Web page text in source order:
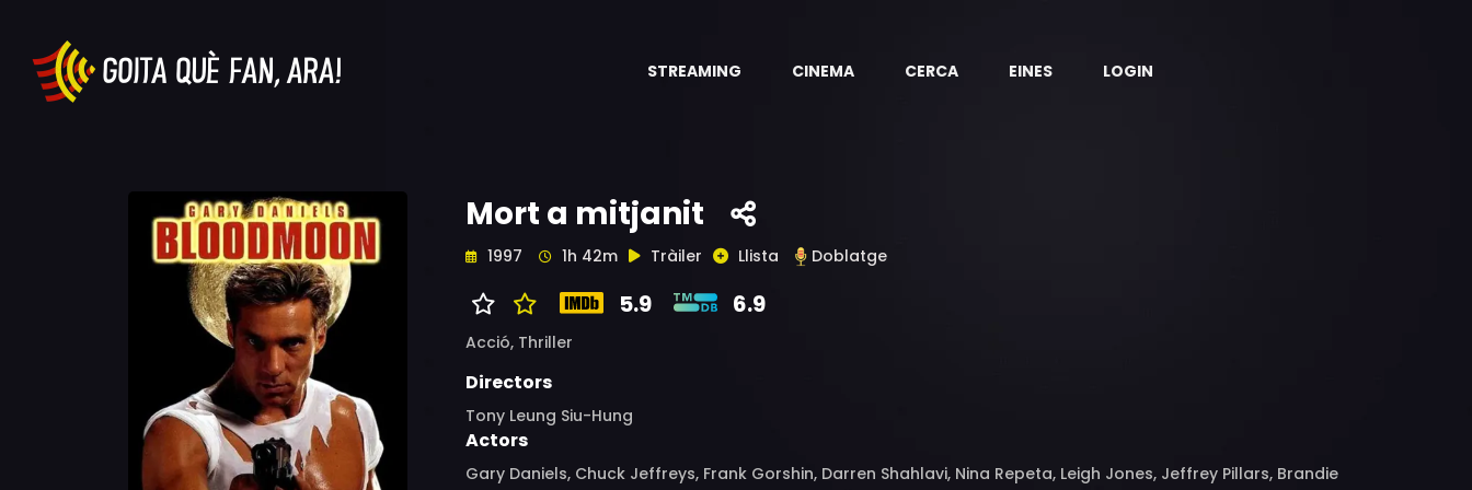
STREAMING CINEMA CERCA EINES LOGIN
Mort a mitjanit
1997 1h 42m Tràiler Llista Doblatge
5.9 6.9
Acció, Thriller
Directors
Tony Leung Siu-Hung
Actors
Gary Daniels, Chuck Jeffreys, Frank Gorshin, Darren Shahlavi, Nina Repeta, Leigh Jones, Jeffrey Pillars, Brandie